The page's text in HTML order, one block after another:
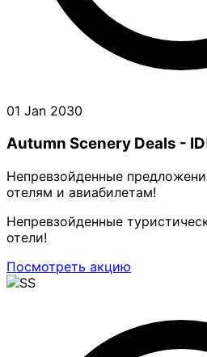
01 Jan 2030
Autumn Scenery Deals -
Непревзойденные
отелям и авиабилетам!
Непревзойденные
отели!
Посмотреть акцию